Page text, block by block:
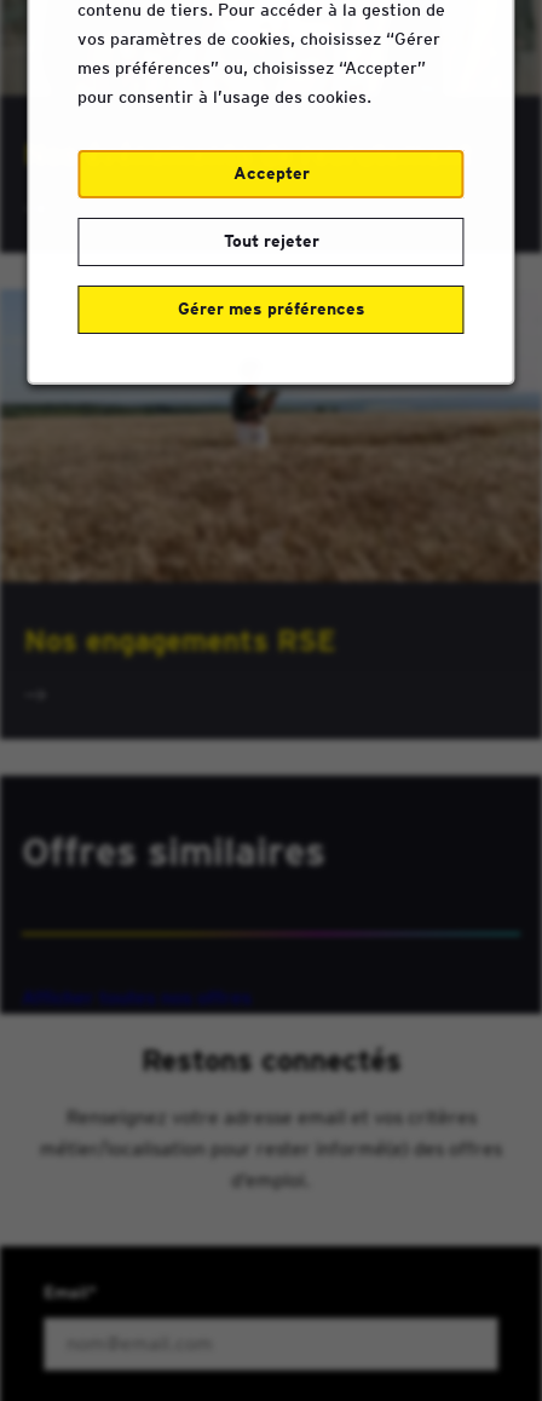
contenu de tiers. Pour accéder à la gestion de
vos paramètres de cookies, choisissez “Gérer
mes préférences” ou, choisissez “Accepter”
pour consentir à l’usage des cookies.
Accepter
Tout rejeter
Gérer mes préférences
Nos événements de recrutement
Nos engagements RSE
Offres similaires
Afficher toutes nos offres
Restons connectés
Renseignez votre adresse email et vos critères
métier/localisation pour rester informé(e) des offres
d’emploi.
Email